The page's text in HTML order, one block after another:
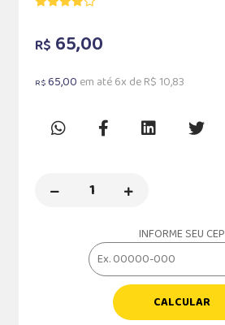
R$ 65,00
R$65,00 em até 6x de R$ 10,83
INFORME SEU CEP
CALCULAR